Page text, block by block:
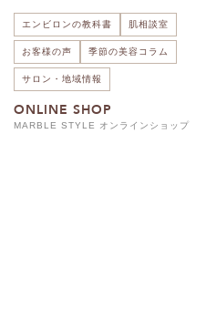
エンビロンの教科書 肌相談室
お客様の声 季節の美容コラム
サロン・地域情報
ONLINE SHOP
MARBLE STYLE オンラインショップ